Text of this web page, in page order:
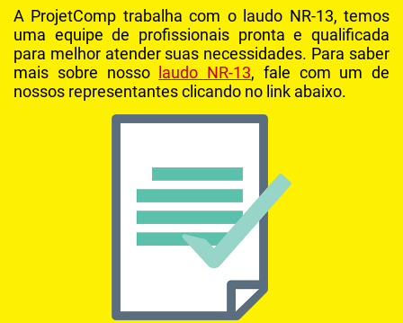
A ProjetComp trabalha com o laudo NR-13, temos
uma equipe de profissionais pronta e qualificada
para melhor atender suas necessidades. Para saber
mais sobre nosso laudo NR-13, fale com um de
nossos representantes clicando no link abaixo.